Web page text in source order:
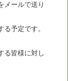
メールで送り
予定です。
る皆様に対し